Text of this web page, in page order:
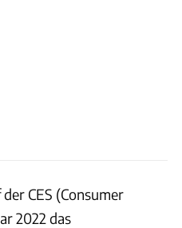
CES (Consumer
2022 das